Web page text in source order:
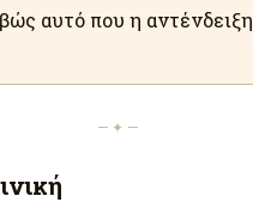
αυτό που η
— ✦ —